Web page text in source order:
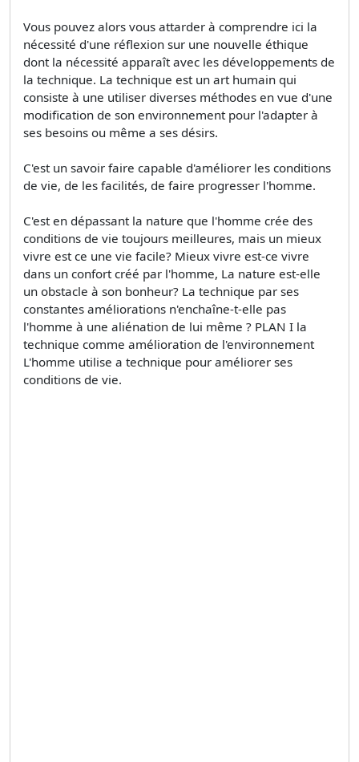
Vous pouvez alors vous attarder à comprendre ici la
nécessité d'une réflexion sur une nouvelle éthique
dont la nécessité apparaît avec les développements de
la technique. La technique est un art humain qui
consiste à une utiliser diverses méthodes en vue d'une
modification de son environnement pour l'adapter à
ses besoins ou même a ses désirs.
C'est un savoir faire capable d'améliorer les conditions
de vie, de les facilités, de faire progresser l'homme.
C'est en dépassant la nature que l'homme crée des
conditions de vie toujours meilleures, mais un mieux
vivre est ce une vie facile? Mieux vivre est-ce vivre
dans un confort créé par l'homme, La nature est-elle
un obstacle à son bonheur? La technique par ses
constantes améliorations n'enchaîne-t-elle pas
l'homme à une aliénation de lui même ? PLAN I la
technique comme amélioration de l'environnement
L'homme utilise a technique pour améliorer ses
conditions de vie.